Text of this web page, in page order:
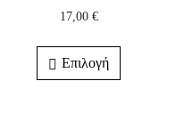
17,00 €
Επιλογή